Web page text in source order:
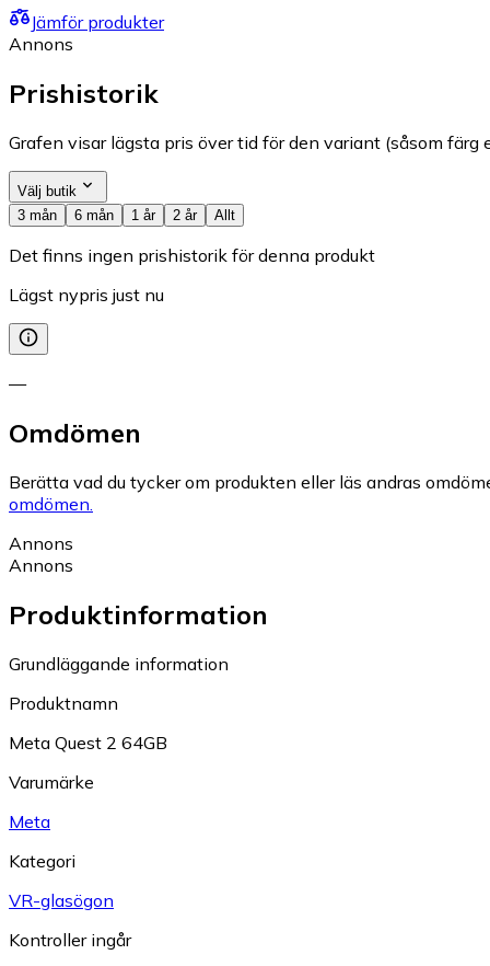
Jämför produkter
Annons
Prishistorik
Grafen visar lägsta pris över tid för den variant (såsom
Välj butik
3 mån
6 mån 1 år 2 år Allt
Det finns ingen prishistorik för denna produkt
Lägst nypris just nu
—
Omdömen
Berätta vad du tycker om produkten eller läs andras
omdömen.
Annons
Annons
Produktinformation
Grundläggande information
Produktnamn
Meta Quest 2 64GB
Varumärke
Meta
Kategori
VR-glasögon
Kontroller ingår